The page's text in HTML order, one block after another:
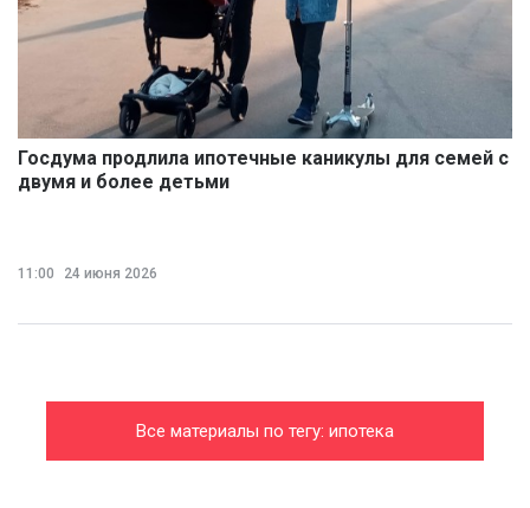
Госдума продлила ипотечные каникулы для семей с
двумя и более детьми
11:00 24 июня 2026
Все материалы по тегу: ипотека